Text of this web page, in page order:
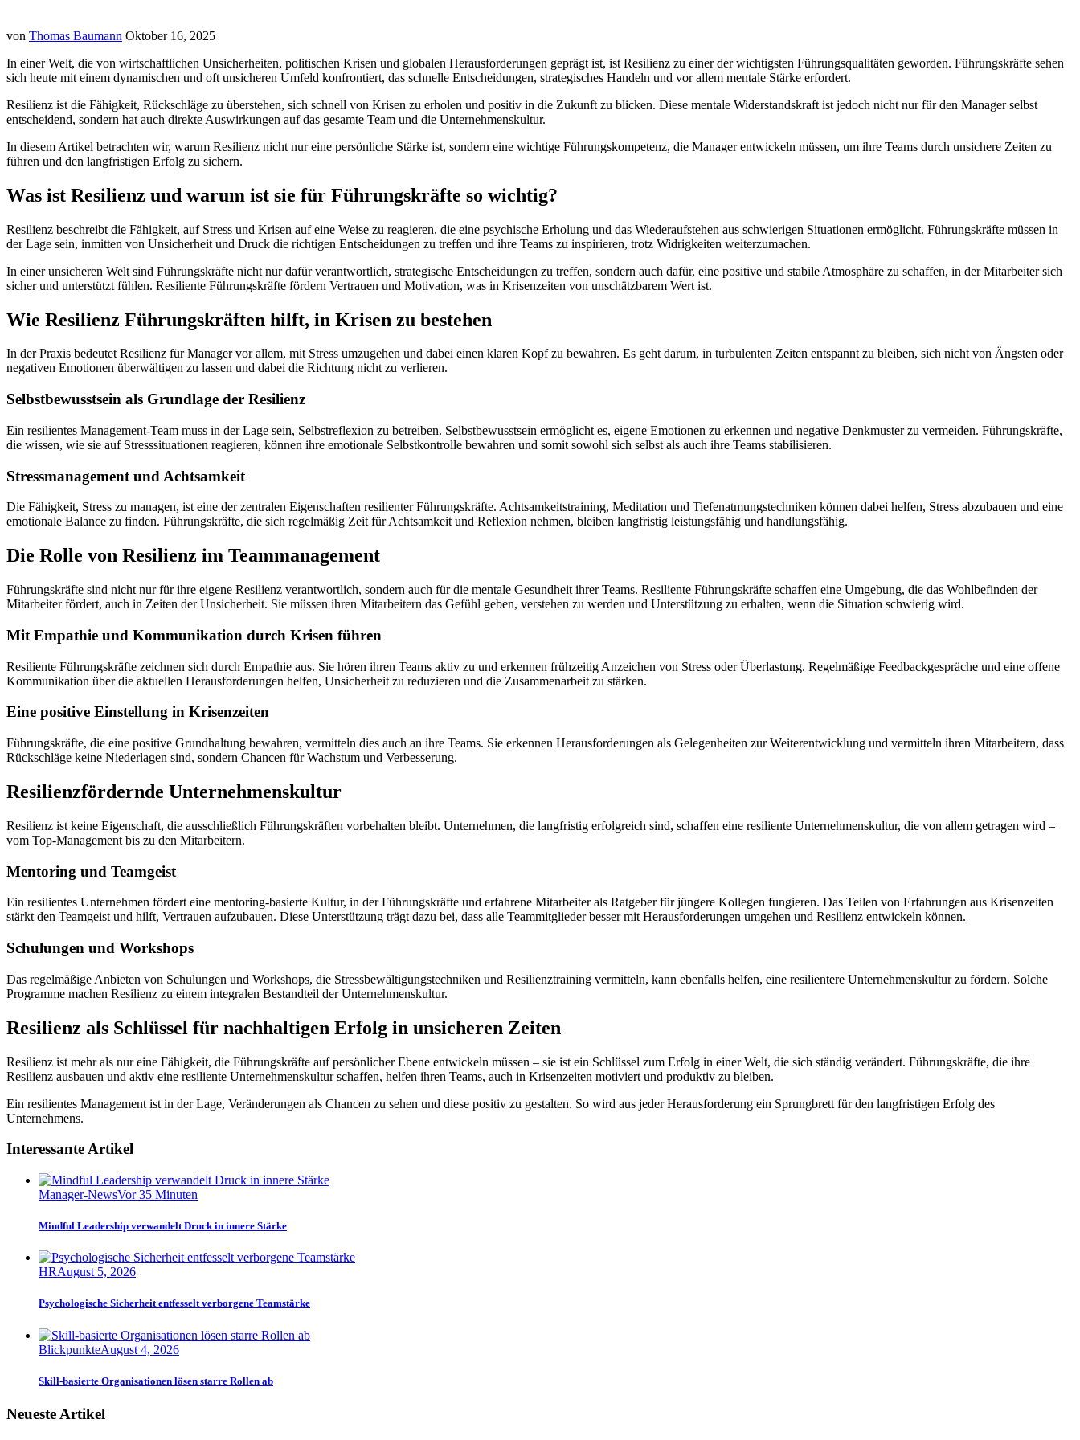
von Thomas Baumann Oktober 16, 2025
In einer Welt, die von wirtschaftlichen Unsicherheiten, politischen Krisen und globalen Herausforderungen geprägt ist, ist Resilienz zu einer der wichtigsten Führungsqualitäten geworden. Führungskräfte sehen
sich heute mit einem dynamischen und oft unsicheren Umfeld konfrontiert, das schnelle Entscheidungen, strategisches Handeln und vor allem mentale Stärke erfordert.
Resilienz ist die Fähigkeit, Rückschläge zu überstehen, sich schnell von Krisen zu erholen und positiv in die Zukunft zu blicken. Diese mentale Widerstandskraft ist jedoch nicht nur für den Manager selbst
entscheidend, sondern hat auch direkte Auswirkungen auf das gesamte Team und die Unternehmenskultur.
In diesem Artikel betrachten wir, warum Resilienz nicht nur eine persönliche Stärke ist, sondern eine wichtige Führungskompetenz, die Manager entwickeln müssen, um ihre Teams durch unsichere Zeiten zu
führen und den langfristigen Erfolg zu sichern.
Was ist Resilienz und warum ist sie für Führungskräfte so wichtig?
Resilienz beschreibt die Fähigkeit, auf Stress und Krisen auf eine Weise zu reagieren, die eine psychische Erholung und das Wiederaufstehen aus schwierigen Situationen ermöglicht. Führungskräfte müssen in
der Lage sein, inmitten von Unsicherheit und Druck die richtigen Entscheidungen zu treffen und ihre Teams zu inspirieren, trotz Widrigkeiten weiterzumachen.
In einer unsicheren Welt sind Führungskräfte nicht nur dafür verantwortlich, strategische Entscheidungen zu treffen, sondern auch dafür, eine positive und stabile Atmosphäre zu schaffen, in der Mitarbeiter sich
sicher und unterstützt fühlen. Resiliente Führungskräfte fördern Vertrauen und Motivation, was in Krisenzeiten von unschätzbarem Wert ist.
Wie Resilienz Führungskräften hilft, in Krisen zu bestehen
In der Praxis bedeutet Resilienz für Manager vor allem, mit Stress umzugehen und dabei einen klaren Kopf zu bewahren. Es geht darum, in turbulenten Zeiten entspannt zu bleiben, sich nicht von Ängsten oder
negativen Emotionen überwältigen zu lassen und dabei die Richtung nicht zu verlieren.
Selbstbewusstsein als Grundlage der Resilienz
Ein resilientes Management-Team muss in der Lage sein, Selbstreflexion zu betreiben. Selbstbewusstsein ermöglicht es, eigene Emotionen zu erkennen und negative Denkmuster zu vermeiden. Führungskräfte,
die wissen, wie sie auf Stresssituationen reagieren, können ihre emotionale Selbstkontrolle bewahren und somit sowohl sich selbst als auch ihre Teams stabilisieren.
Stressmanagement und Achtsamkeit
Die Fähigkeit, Stress zu managen, ist eine der zentralen Eigenschaften resilienter Führungskräfte. Achtsamkeitstraining, Meditation und Tiefenatmungstechniken können dabei helfen, Stress abzubauen und eine
emotionale Balance zu finden. Führungskräfte, die sich regelmäßig Zeit für Achtsamkeit und Reflexion nehmen, bleiben langfristig leistungsfähig und handlungsfähig.
Die Rolle von Resilienz im Teammanagement
Führungskräfte sind nicht nur für ihre eigene Resilienz verantwortlich, sondern auch für die mentale Gesundheit ihrer Teams. Resiliente Führungskräfte schaffen eine Umgebung, die das Wohlbefinden der
Mitarbeiter fördert, auch in Zeiten der Unsicherheit. Sie müssen ihren Mitarbeitern das Gefühl geben, verstehen zu werden und Unterstützung zu erhalten, wenn die Situation schwierig wird.
Mit Empathie und Kommunikation durch Krisen führen
Resiliente Führungskräfte zeichnen sich durch Empathie aus. Sie hören ihren Teams aktiv zu und erkennen frühzeitig Anzeichen von Stress oder Überlastung. Regelmäßige Feedbackgespräche und eine offene
Kommunikation über die aktuellen Herausforderungen helfen, Unsicherheit zu reduzieren und die Zusammenarbeit zu stärken.
Eine positive Einstellung in Krisenzeiten
Führungskräfte, die eine positive Grundhaltung bewahren, vermitteln dies auch an ihre Teams. Sie erkennen Herausforderungen als Gelegenheiten zur Weiterentwicklung und vermitteln ihren Mitarbeitern, dass
Rückschläge keine Niederlagen sind, sondern Chancen für Wachstum und Verbesserung.
Resilienzfördernde Unternehmenskultur
Resilienz ist keine Eigenschaft, die ausschließlich Führungskräften vorbehalten bleibt. Unternehmen, die langfristig erfolgreich sind, schaffen eine resiliente Unternehmenskultur, die von allem getragen wird –
vom Top-Management bis zu den Mitarbeitern.
Mentoring und Teamgeist
Ein resilientes Unternehmen fördert eine mentoring-basierte Kultur, in der Führungskräfte und erfahrene Mitarbeiter als Ratgeber für jüngere Kollegen fungieren. Das Teilen von Erfahrungen aus Krisenzeiten
stärkt den Teamgeist und hilft, Vertrauen aufzubauen. Diese Unterstützung trägt dazu bei, dass alle Teammitglieder besser mit Herausforderungen umgehen und Resilienz entwickeln können.
Schulungen und Workshops
Das regelmäßige Anbieten von Schulungen und Workshops, die Stressbewältigungstechniken und Resilienztraining vermitteln, kann ebenfalls helfen, eine resilientere Unternehmenskultur zu fördern. Solche
Programme machen Resilienz zu einem integralen Bestandteil der Unternehmenskultur.
Resilienz als Schlüssel für nachhaltigen Erfolg in unsicheren Zeiten
Resilienz ist mehr als nur eine Fähigkeit, die Führungskräfte auf persönlicher Ebene entwickeln müssen – sie ist ein Schlüssel zum Erfolg in einer Welt, die sich ständig verändert. Führungskräfte, die ihre
Resilienz ausbauen und aktiv eine resiliente Unternehmenskultur schaffen, helfen ihren Teams, auch in Krisenzeiten motiviert und produktiv zu bleiben.
Ein resilientes Management ist in der Lage, Veränderungen als Chancen zu sehen und diese positiv zu gestalten. So wird aus jeder Herausforderung ein Sprungbrett für den langfristigen Erfolg des
Unternehmens.
Interessante Artikel
Manager-NewsVor 35 Minuten
Mindful Leadership verwandelt Druck in innere Stärke
HRAugust 5, 2026
Psychologische Sicherheit entfesselt verborgene Teamstärke
BlickpunkteAugust 4, 2026
Skill-basierte Organisationen lösen starre Rollen ab
Neueste Artikel